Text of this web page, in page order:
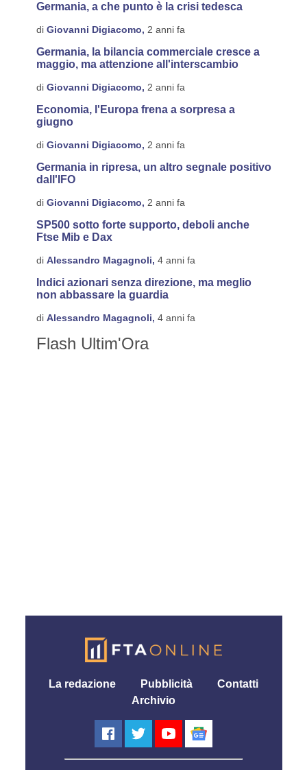
Germania, a che punto è la crisi tedesca
di Giovanni Digiacomo, 2 anni fa
Germania, la bilancia commerciale cresce a
maggio, ma attenzione all'interscambio
di Giovanni Digiacomo, 2 anni fa
Economia, l'Europa frena a sorpresa a
giugno
di Giovanni Digiacomo, 2 anni fa
Germania in ripresa, un altro segnale positivo
dall'IFO
di Giovanni Digiacomo, 2 anni fa
SP500 sotto forte supporto, deboli anche
Ftse Mib e Dax
di Alessandro Magagnoli, 4 anni fa
Indici azionari senza direzione, ma meglio
non abbassare la guardia
di Alessandro Magagnoli, 4 anni fa
Flash Ultim'Ora
La redazione Pubblicità
Contatti
Archivio